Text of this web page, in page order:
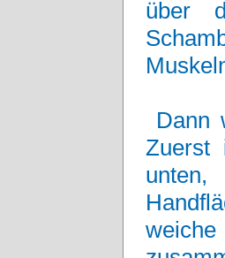
über
Dann
Zuerst